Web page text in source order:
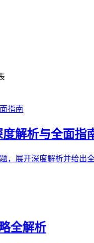
解析与全面指
，展开深度解析并给
全解析